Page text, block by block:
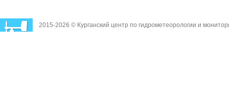
2015-2026 © Курганский центр по гидрометеорологии и